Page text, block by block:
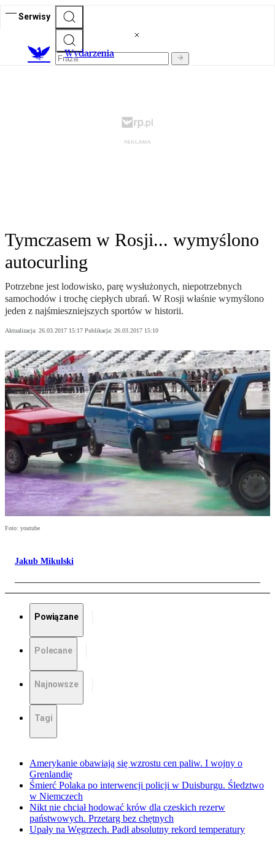
Serwisy
Wydarzenia
Tymczasem w Rosji... wymyślono
autocurling
Potrzebne jest lodowisko, parę wysłużonych, niepotrzebnych
samochodów i trochę ciepłych ubrań. W Rosji właśnie wymyślono
jeden z najśmieszniejszych sportów w historii.
Aktualizacja: 26.03.2017 15:17 Publikacja: 26.03.2017 15:10
Foto: youtube
Jakub Mikulski
Powiązane
Polecane
Najnowsze
Tagi
Amerykanie obawiają się wzrostu cen paliw. I wojny o
Grenlandię
Śmierć Polaka po interwencji policji w Duisburgu. Śledztwo
w Niemczech
Nikt nie chciał hodować krów dla czeskich rezerw
państwowych. Przetarg bez chętnych
Upały na Węgrzech. Padł absolutny rekord temperatury